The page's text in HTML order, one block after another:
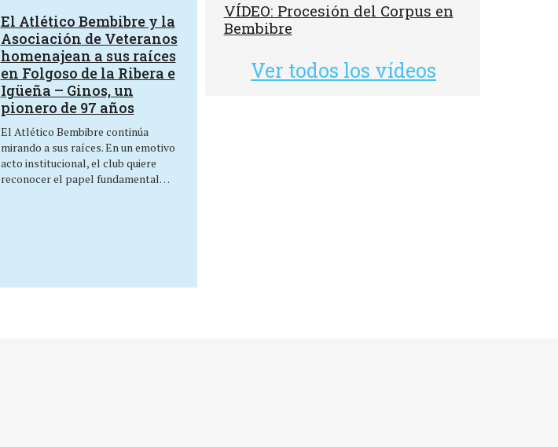
El Atlético Bembibre y la
Asociación de Veteranos
homenajean a sus raíces
en Folgoso de la Ribera e
Igüeña – Ginos, un
pionero de 97 años
El Atlético Bembibre continúa
mirando a sus raíces. En un emotivo
acto institucional, el club quiere
reconocer el papel fundamental…
VÍDEO: Procesión del Corpus en
Bembibre
Ver todos los vídeos